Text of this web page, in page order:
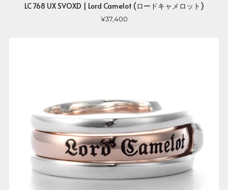
LC 768 UX SVOXD | Lord Camelot (ロードキャメロット)
¥37,400